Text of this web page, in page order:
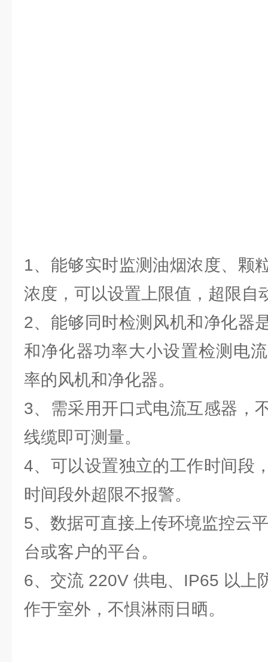
1、能够实时监测油烟浓度、颗
浓度，可以设置上限值，超限自
2、能够同时检测风机和净化器
和净化器功率大小设置检测电
率的风机和净化器。
3、需采用开口式电流互感器，
线缆即可测量。
4、可以设置独立的工作时间段
时间段外超限不报警。
5、数据可直接上传环境监控云
台或客户的平台。
6、交流 220V 供电、IP65 以上
作于室外，不惧淋雨日晒。